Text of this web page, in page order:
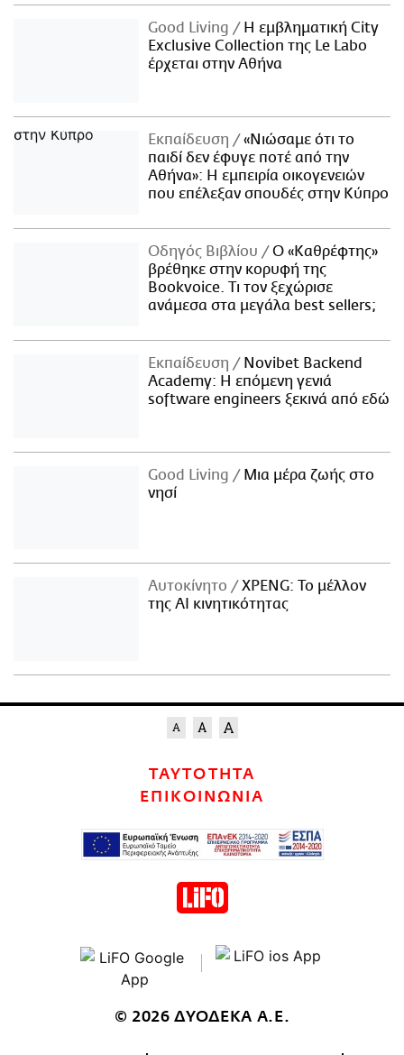
Good Living
Η εμβληματική City
Exclusive Collection της Le Labo
έρχεται στην Αθήνα
Εκπαίδευση
«Νιώσαμε ότι το
παιδί δεν έφυγε ποτέ από την
Αθήνα»: Η εμπειρία οικογενειών
που επέλεξαν σπουδές στην Κύπρο
Οδηγός Βιβλίου
Ο «Καθρέφτης»
βρέθηκε στην κορυφή της
Bookvoice. Τι τον ξεχώρισε
ανάμεσα στα μεγάλα best sellers;
Εκπαίδευση
Novibet Backend
Academy: Η επόμενη γενιά
software engineers ξεκινά από εδώ
Good Living
Μια μέρα ζωής στο
νησί
Αυτοκίνητο
XPENG: Το μέλλον
της AI κινητικότητας
ΤΑΥΤΟΤΗΤΑ
ΕΠΙΚΟΙΝΩΝΙΑ
© 2026 ΔΥΟΔΕΚΑ Α.Ε.